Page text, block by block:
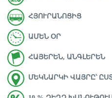
ՀՅՈՒՐԱՆՈՑԻՑ
ԱՄԵՆ ՕՐ
ՀԱՅԵՐԵՆ, ԱՆԳԼԵՐԵՆ
ՄԵԿՆԱՐԿԻ ՎԱՅՐԸ՝